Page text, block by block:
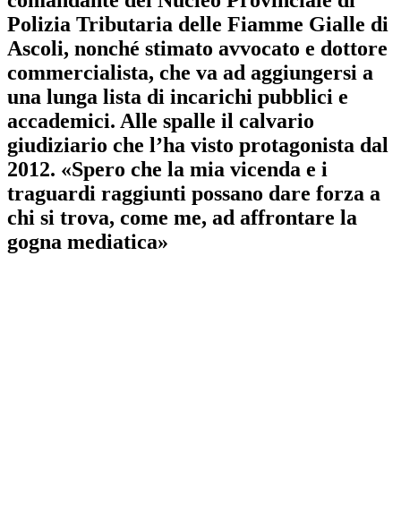
Polizia Tributaria delle Fiamme Gialle di
Ascoli, nonché stimato avvocato e dottore
commercialista, che va ad aggiungersi a
una lunga lista di incarichi pubblici e
accademici. Alle spalle il calvario
giudiziario che l’ha visto protagonista dal
2012. «Spero che la mia vicenda e i
traguardi raggiunti possano dare forza a
chi si trova, come me, ad affrontare la
gogna mediatica»